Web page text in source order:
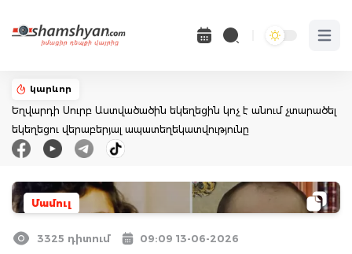
Open
կարևոր
Եղվարդի Սուրբ Աստվածածին եկեղեցին կոչ է անում չտարածել
եկեղեցու վերաբերյալ ապատեղեկատվությունը
Մամուլ
3325 դիտում 09:09 13-06-2026